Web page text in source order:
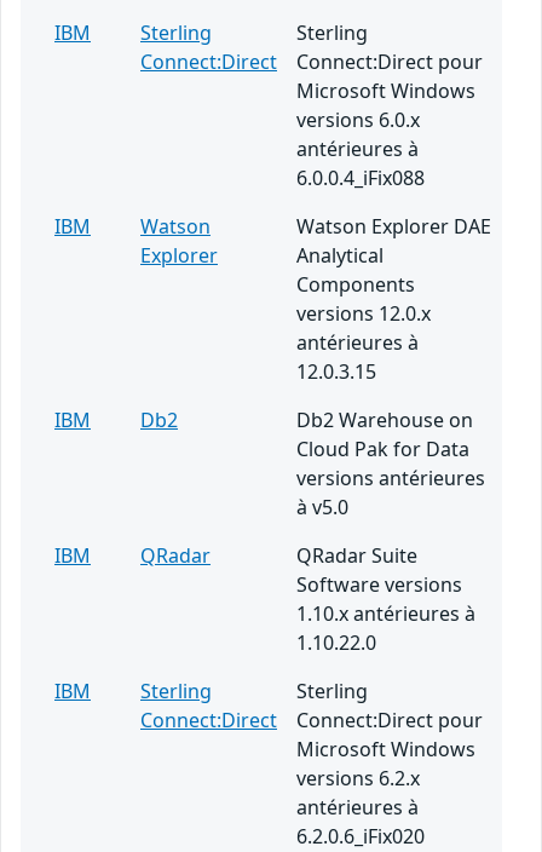
IBM
Sterling
Connect:Direct
Sterling
Connect:Direct pour
Microsoft Windows
versions 6.0.x
antérieures à
6.0.0.4_iFix088
IBM
Watson
Explorer
Watson Explorer DAE
Analytical
Components
versions 12.0.x
antérieures à
12.0.3.15
IBM
Db2
Db2 Warehouse on
Cloud Pak for Data
versions antérieures
à v5.0
IBM
QRadar
QRadar Suite
Software versions
1.10.x antérieures à
1.10.22.0
IBM
Sterling
Connect:Direct
Sterling
Connect:Direct pour
Microsoft Windows
versions 6.2.x
antérieures à
6.2.0.6_iFix020